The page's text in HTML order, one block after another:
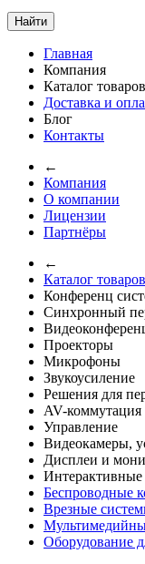
Найти
Главная
Компания
Каталог товаров
Доставка и
Блог
Контакты
←
Компания
О компании
Лицензии
Партнёры
←
Каталог товаров
Конференц
Синхронный
Проекторы
Микрофоны
Звукоусиление
Решения для
AV-коммутация
Управление
Видеокамеры,
Дисплеи и
Интерактивные
Беспроводные
Врезные
Оборудование